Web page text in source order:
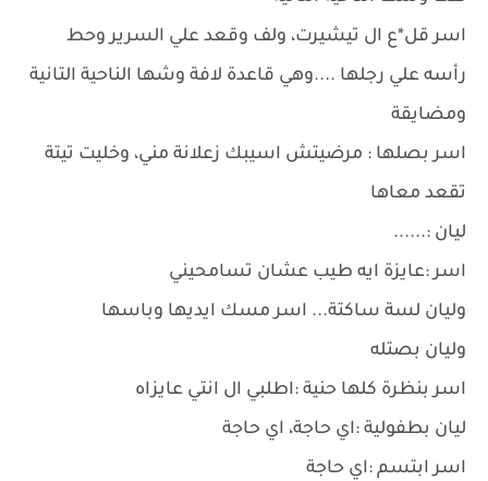
اسر قل*ع ال تيشيرت، ولف وقعد علي السرير وحط
رأسه علي رجلها ....وهي قاعدة لافة وشها الناحية التانية
ومضايقة
اسر بصلها : مرضيتش اسيبك زعلانة مني، وخليت تيتة
تقعد معاها
ليان :......
اسر :عايزة ايه طيب عشان تسامحيني
وليان لسة ساكتة... اسر مسك ايديها وباسها
وليان بصتله
اسر بنظرة كلها حنية :اطلبي ال انتي عايزاه
ليان بطفولية :اي حاجة، اي حاجة
اسر ابتسم :اي حاجة